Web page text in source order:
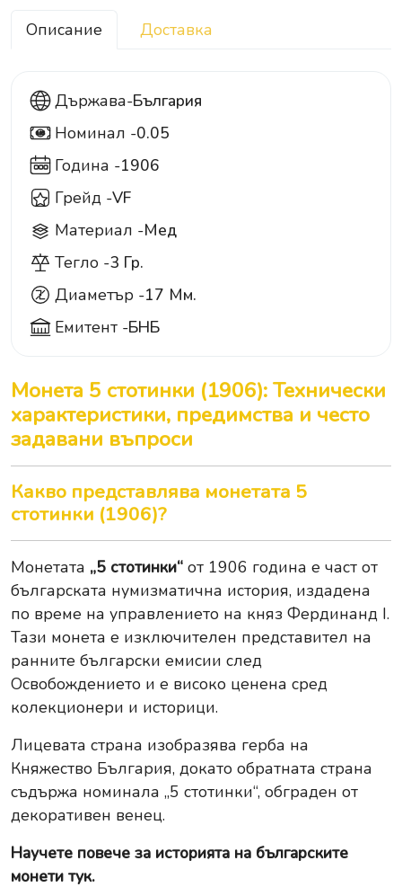
Описание Доставка
Държава-България
0.05 Номинал -0.05
Година -1906
Грейд -VF
Материал -Мед
Тегло -3 Гр.
Диаметър -17 Мм.
Емитент -БНБ
Монета 5 стотинки (1906): Технически
характеристики, предимства и често
задавани въпроси
Какво представлява монетата 5
стотинки (1906)?
Монетата „5 стотинки“ от 1906 година е част от
българската нумизматична история, издадена
по време на управлението на княз Фердинанд I.
Тази монета е изключителен представител на
ранните български емисии след
Освобождението и е високо ценена сред
колекционери и историци.
Лицевата страна изобразява герба на
Княжество България, докато обратната страна
съдържа номинала „5 стотинки“, обграден от
декоративен венец.
Научете повече за историята на българските
монети тук.